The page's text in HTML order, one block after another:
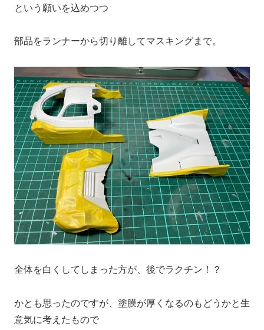
という願いを込めつつ
部品をランナーから切り離してマスキングまで。
全体を白くしてしまった方が、後でラクチン！？
かとも思ったのですが、塗膜が厚くなるのもどうかと生
意気に考えたもので